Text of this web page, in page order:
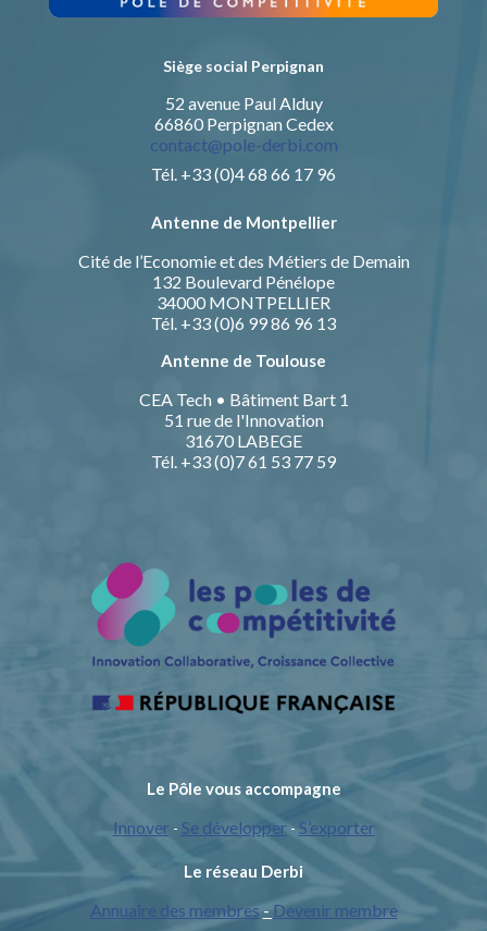
Siège social Perpignan
52 avenue Paul Alduy
66860 Perpignan Cedex
contact@pole-derbi.com
Tél. +33 (0)4 68 66 17 96
Antenne de Montpellier
Cité de l’Economie et des Métiers de Demain
132 Boulevard Pénélope
34000 MONTPELLIER
Tél. +33 (0)6 99 86 96 13
Antenne de Toulouse
CEA Tech • Bâtiment Bart 1
51 rue de l'Innovation
31670 LABEGE
Tél. +33 (0)7 61 53 77 59
Le Pôle vous accompagne
Innover - Se développer- S’exporter
Le réseau Derbi
Annuaire des membres - Devenir membre